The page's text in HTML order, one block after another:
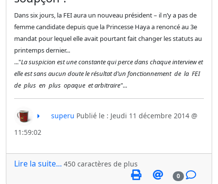
Dans six jours, la FEI aura un nouveau président – il n’y a pas de
femme candidate depuis que la Princesse Haya a renoncé au 3e
mandat pour lequel elle avait pourtant fait changer les statuts au
printemps dernier...
..."La suspicion est une constante qui perce dans chaque interview et
elle est sans aucun doute le résultat d’un fonctionnement de la FEI
de plus en plus opaque etarbitraire"...
superu Publié le : Jeudi 11 décembre 2014 @
11:59:02
Lire la suite... 450 caractères de plus
0